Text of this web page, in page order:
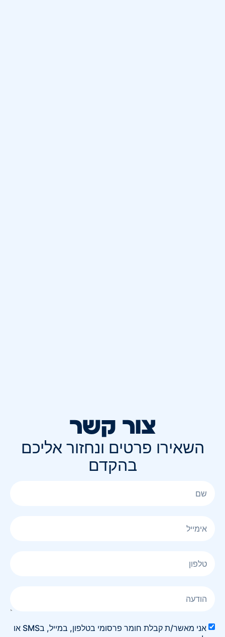
צור קשר
השאירו פרטים ונחזור אליכם
בהקדם
אני מאשר/ת קבלת חומר פרסומי בטלפון, במייל, בSMS או